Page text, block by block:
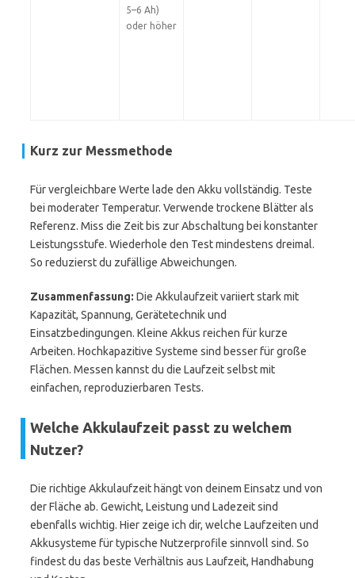
5–6 Ah)
oder höher
Kurz zur Messmethode
Für vergleichbare Werte lade den Akku vollständig. Teste
bei moderater Temperatur. Verwende trockene Blätter als
Referenz. Miss die Zeit bis zur Abschaltung bei konstanter
Leistungsstufe. Wiederhole den Test mindestens dreimal.
So reduzierst du zufällige Abweichungen.
Zusammenfassung: Die Akkulaufzeit variiert stark mit
Kapazität, Spannung, Gerätetechnik und
Einsatzbedingungen. Kleine Akkus reichen für kurze
Arbeiten. Hochkapazitive Systeme sind besser für große
Flächen. Messen kannst du die Laufzeit selbst mit
einfachen, reproduzierbaren Tests.
Welche Akkulaufzeit passt zu welchem
Nutzer?
Die richtige Akkulaufzeit hängt von deinem Einsatz und von
der Fläche ab. Gewicht, Leistung und Ladezeit sind
ebenfalls wichtig. Hier zeige ich dir, welche Laufzeiten und
Akkusysteme für typische Nutzerprofile sinnvoll sind. So
findest du das beste Verhältnis aus Laufzeit, Handhabung